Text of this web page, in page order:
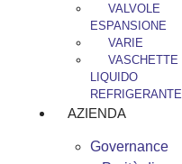
VALVOLE
ESPANSIONE
VARIE
VASCHETTE
LIQUIDO
REFRIGERANTE
AZIENDA
Governance